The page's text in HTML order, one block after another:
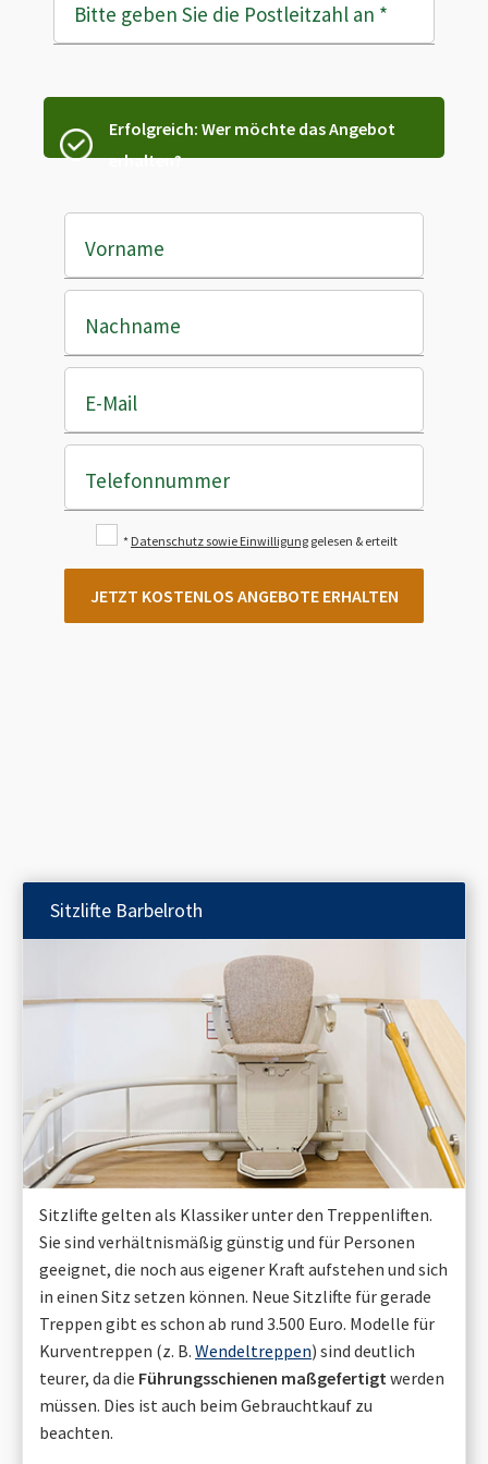
Bitte geben Sie die Postleitzahl an *
Erfolgreich: Wer möchte das Angebot
erhalten?
Vorname
Nachname
E-Mail
Telefonnummer
* Datenschutz sowie Einwilligung gelesen & erteilt
JETZT KOSTENLOS ANGEBOTE ERHALTEN
Sitzlifte Barbelroth
Sitzlifte gelten als Klassiker unter den Treppenliften.
Sie sind verhältnismäßig günstig und für Personen
geeignet, die noch aus eigener Kraft aufstehen und sich
in einen Sitz setzen können. Neue Sitzlifte für gerade
Treppen gibt es schon ab rund 3.500 Euro. Modelle für
Kurventreppen (z. B. Wendeltreppen) sind deutlich
teurer, da die Führungsschienen maßgefertigt werden
müssen. Dies ist auch beim Gebrauchtkauf zu
beachten.